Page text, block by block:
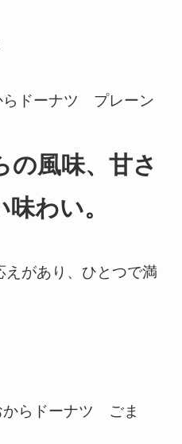
の風味、甘さ
わい。
えがあり、ひとつで満